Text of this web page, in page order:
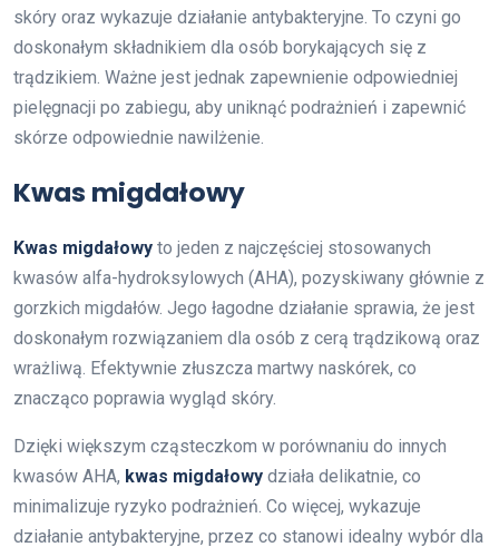
skóry oraz wykazuje działanie antybakteryjne. To czyni go
doskonałym składnikiem dla osób borykających się z
trądzikiem. Ważne jest jednak zapewnienie odpowiedniej
pielęgnacji po zabiegu, aby uniknąć podrażnień i zapewnić
skórze odpowiednie nawilżenie.
Kwas migdałowy
Kwas migdałowy to jeden z najczęściej stosowanych
kwasów alfa-hydroksylowych (AHA), pozyskiwany głównie z
gorzkich migdałów. Jego łagodne działanie sprawia, że jest
doskonałym rozwiązaniem dla osób z cerą trądzikową oraz
wrażliwą. Efektywnie złuszcza martwy naskórek, co
znacząco poprawia wygląd skóry.
Dzięki większym cząsteczkom w porównaniu do innych
kwasów AHA, kwas migdałowy działa delikatnie, co
minimalizuje ryzyko podrażnień. Co więcej, wykazuje
działanie antybakteryjne, przez co stanowi idealny wybór dla